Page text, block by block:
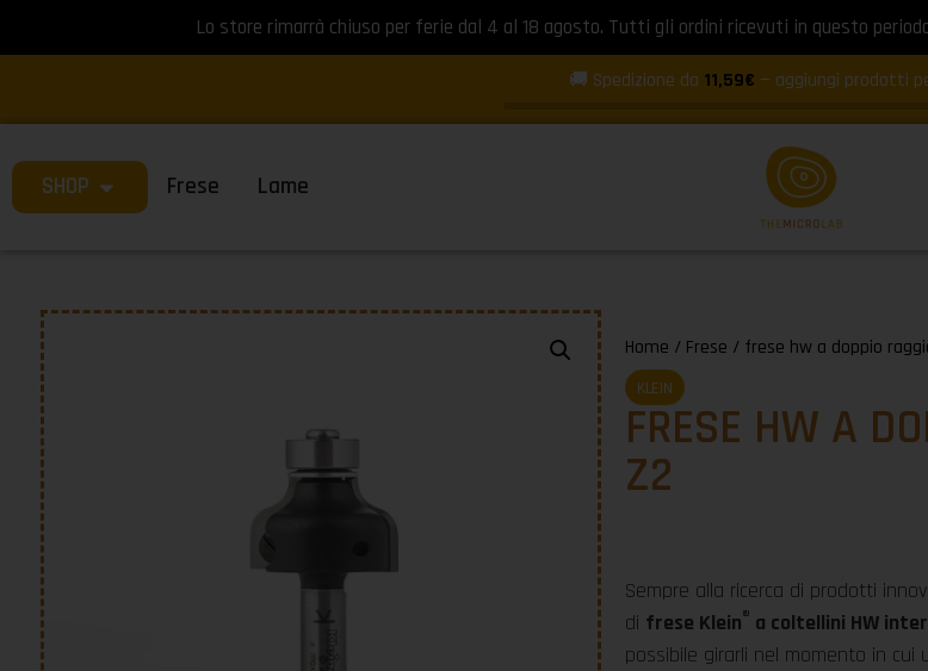
Lo store rimarrà chiuso per ferie dal 4 al 18 agosto. Tutti gli ordini ricevuti in questo
🚚 Spedizione da 11,59€ — aggiungi prodotti
SHOP Frese Lame
Home / Frese / frese hw a doppio
KLEIN
FRESE HW A
Z2
Sempre alla ricerca di prodotti
di frese Klein® a coltellini HW
possibile girarli nel momento in